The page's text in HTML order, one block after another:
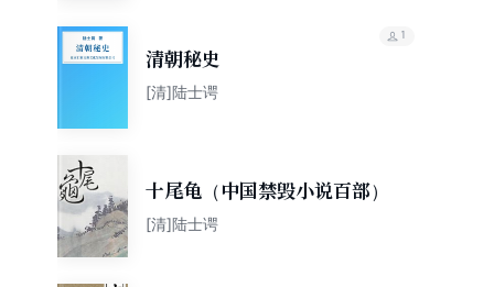
清朝秘史
[清]陆士谔
1
十尾龟（中国禁毁小说百部）
[清]陆士谔